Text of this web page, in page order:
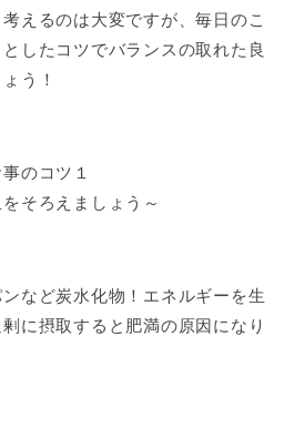
えるのは大変ですが、毎日のこ
したコツでバランスの取れた良
う！
のコツ１
そろえましょう～
など炭水化物！エネルギーを生
に摂取すると肥満の原因になり